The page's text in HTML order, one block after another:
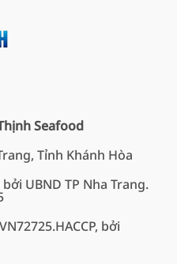
Seafood
Tỉnh Khánh Hòa
UBND TP Nha Trang.
bởi